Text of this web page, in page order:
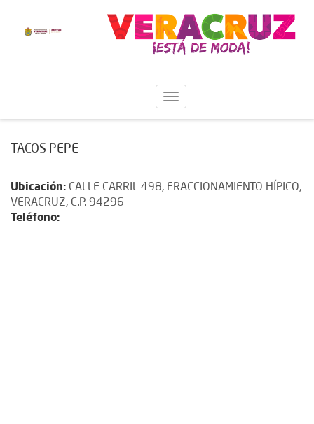
TACOS PEPE
Ubicación: CALLE CARRIL 498, FRACCIONAMIENTO HÍPICO,
VERACRUZ, C.P. 94296
Teléfono: